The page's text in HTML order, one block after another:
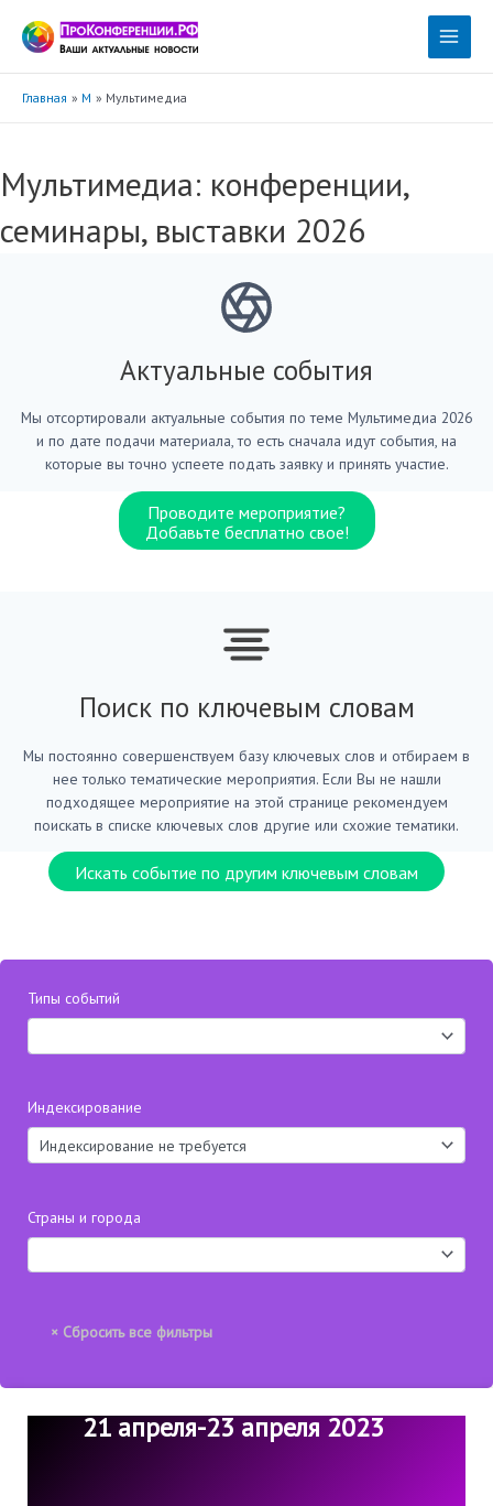
содержимому
Main
Главная М Мультимедиа
Мультимедиа: конференции,
семинары, выставки 2026
Актуальные события
Мы отсортировали актуальные события по теме Мультимедиа 2026
и по дате подачи материала, то есть сначала идут события, на
которые вы точно успеете подать заявку и принять участие.
Проводите мероприятие?
Добавьте бесплатно свое!
Поиск по ключевым словам
Мы постоянно совершенствуем базу ключевых слов и отбираем в
нее только тематические мероприятия. Если Вы не нашли
подходящее мероприятие на этой странице рекомендуем
поискать в списке ключевых слов другие или схожие тематики.
Искать событие по другим ключевым словам
Типы событий
Индексирование
Страны и города
21 апреля-23 апреля 2023